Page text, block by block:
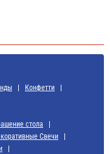
Конфетти
стола
Свечи